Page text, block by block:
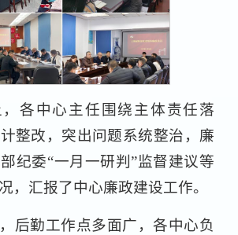
各中心主任围绕主体责任落
整改，突出问题系统整治，廉
纪委“一月一研判”监督建议等
，汇报了中心廉政建设工作。
后勤工作点多面广，各中心负